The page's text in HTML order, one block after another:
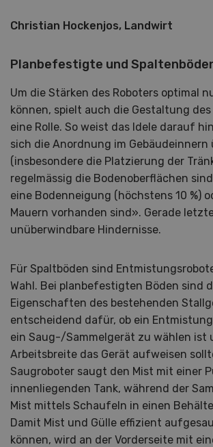
Christian Hockenjos, Landwirt
Planbefestigte und
Um die Stärken des Roboters optimal
können, spielt auch die Gestaltung
eine Rolle. So weist das Idele darauf
sich die Anordnung im Gebäudeinnern
(insbesondere die Platzierung der
regelmässig die Bodenoberflächen
eine Bodenneigung (höchstens 10 %)
Mauern vorhanden sind». Gerade
unüberwindbare Hindernisse.
Für Spaltböden sind
Wahl. Bei planbefestigten Böden sind
Eigenschaften des bestehenden
entscheidend dafür, ob ein
ein Saug-/Sammelgerät zu wählen ist
Arbeitsbreite das Gerät aufweisen
Saugroboter saugt den Mist mit einer
innenliegenden Tank, während der
Mist mittels Schaufeln in einen
Damit Mist und Gülle effizient
können, wird an der Vorderseite mit